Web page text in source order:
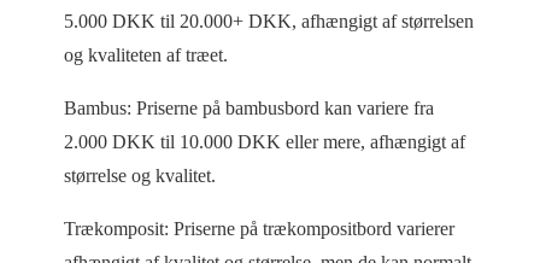
5.000 DKK til 20.000+ DKK, afhængigt af størrelsen
og kvaliteten af træet.
Bambus: Priserne på bambusbord kan variere fra
2.000 DKK til 10.000 DKK eller mere, afhængigt af
størrelse og kvalitet.
Trækomposit: Priserne på trækompositbord varierer